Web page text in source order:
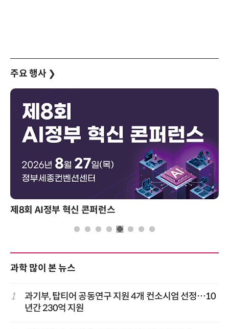
주요 행사 ❯
제8회 AI정부 혁신 콘퍼런스
과학 많이 본 뉴스
1
과기부, 탑티어 공동연구 지원 4개 컨소시엄 선정…10
년간 230억 지원